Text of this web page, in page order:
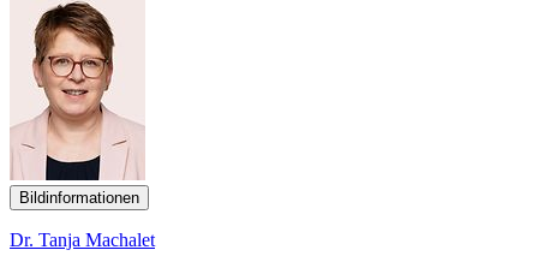
Bildinformationen
Dr. Tanja Machalet